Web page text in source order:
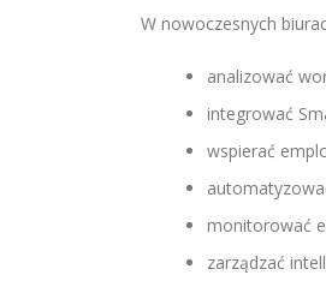
W nowoczesnych
analizować
integrować
wspierać
monitorować
zarządzać